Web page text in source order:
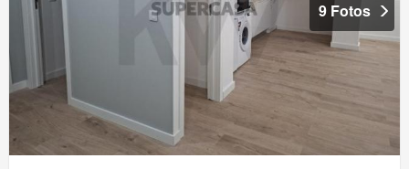
9 Fotos